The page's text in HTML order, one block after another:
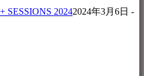
SESSIONS 20242024年3月6日 -